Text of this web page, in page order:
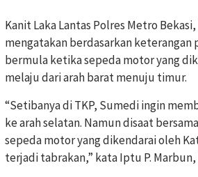
Kanit Laka Lantas Polres Metro
mengatakan berdasarkan keterangan
bermula ketika sepeda motor yang
melaju dari arah barat menuju timur.
“Setibanya di TKP, Sumedi ingin
ke arah selatan. Namun disaat
sepeda motor yang dikendarai oleh
terjadi tabrakan,” kata Iptu P. Marbun,